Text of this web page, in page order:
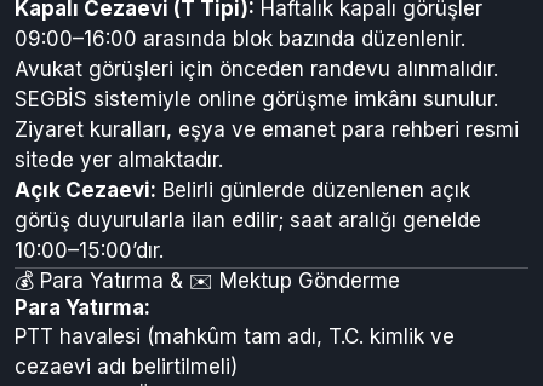
Denetimli Serbestlik Müdürlüğü:İlçe merkezine
oldukça yakın olup, yerel minibüslerle kısa sürede
erişilebilir.
⏱️ Ziyaret Günleri & Görüş Saatleri
Kapalı Cezaevi (T Tipi): Haftalık kapalı görüşler
09:00–16:00 arasında blok bazında düzenlenir.
Avukat görüşleri için önceden randevu alınmalıdır.
SEGBİS sistemiyle online görüşme imkânı sunulur.
Ziyaret kuralları, eşya ve emanet para rehberi resmi
sitede yer almaktadır.
Açık Cezaevi:
görüş duyurularla ilan edilir; saat aralığı genelde
10:00–15:00’dır.